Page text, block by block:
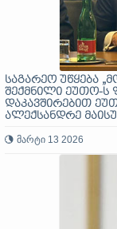
საგარეო უწყება
შექმნილი ეუთო-ს
დაკავშირებით
ალექსანდრე
მარტი 13 2026